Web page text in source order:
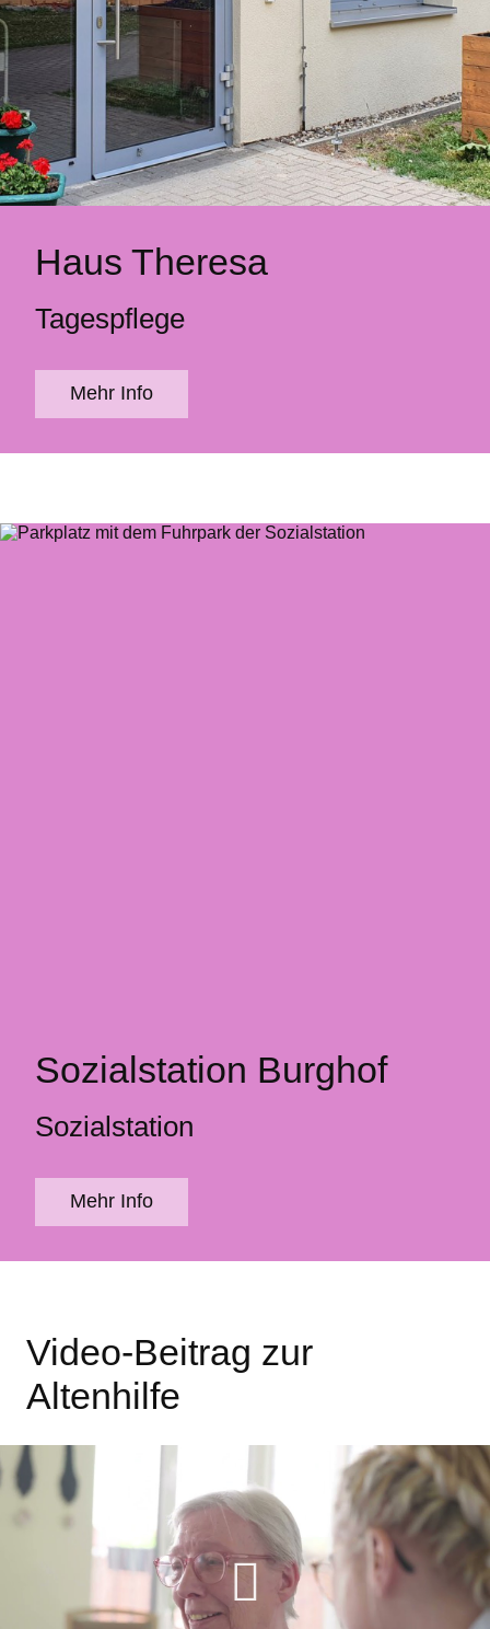
Haus Theresa
Tagespflege
Mehr Info
Sozialstation Burghof
Sozialstation
Mehr Info
Video-Beitrag zur
Altenhilfe